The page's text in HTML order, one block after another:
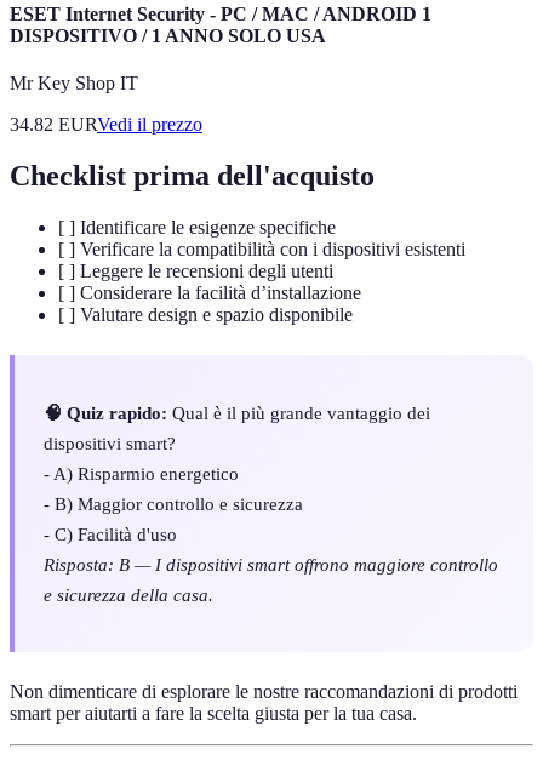
ESET Internet Security - PC / MAC / ANDROID 1
DISPOSITIVO / 1 ANNO SOLO USA
Mr Key Shop IT
34.82 EURVedi il prezzo
Checklist prima dell'acquisto
[ ] Identificare le esigenze specifiche
[ ] Verificare la compatibilità con i dispositivi esistenti
[ ] Leggere le recensioni degli utenti
[ ] Considerare la facilità d’installazione
[ ] Valutare design e spazio disponibile
🧠 Quiz rapido: Qual è il più grande vantaggio dei
dispositivi smart?
- A) Risparmio energetico
- B) Maggior controllo e sicurezza
- C) Facilità d'uso
Risposta: B — I dispositivi smart offrono maggiore controllo
e sicurezza della casa.
Non dimenticare di esplorare le nostre raccomandazioni di prodotti
smart per aiutarti a fare la scelta giusta per la tua casa.